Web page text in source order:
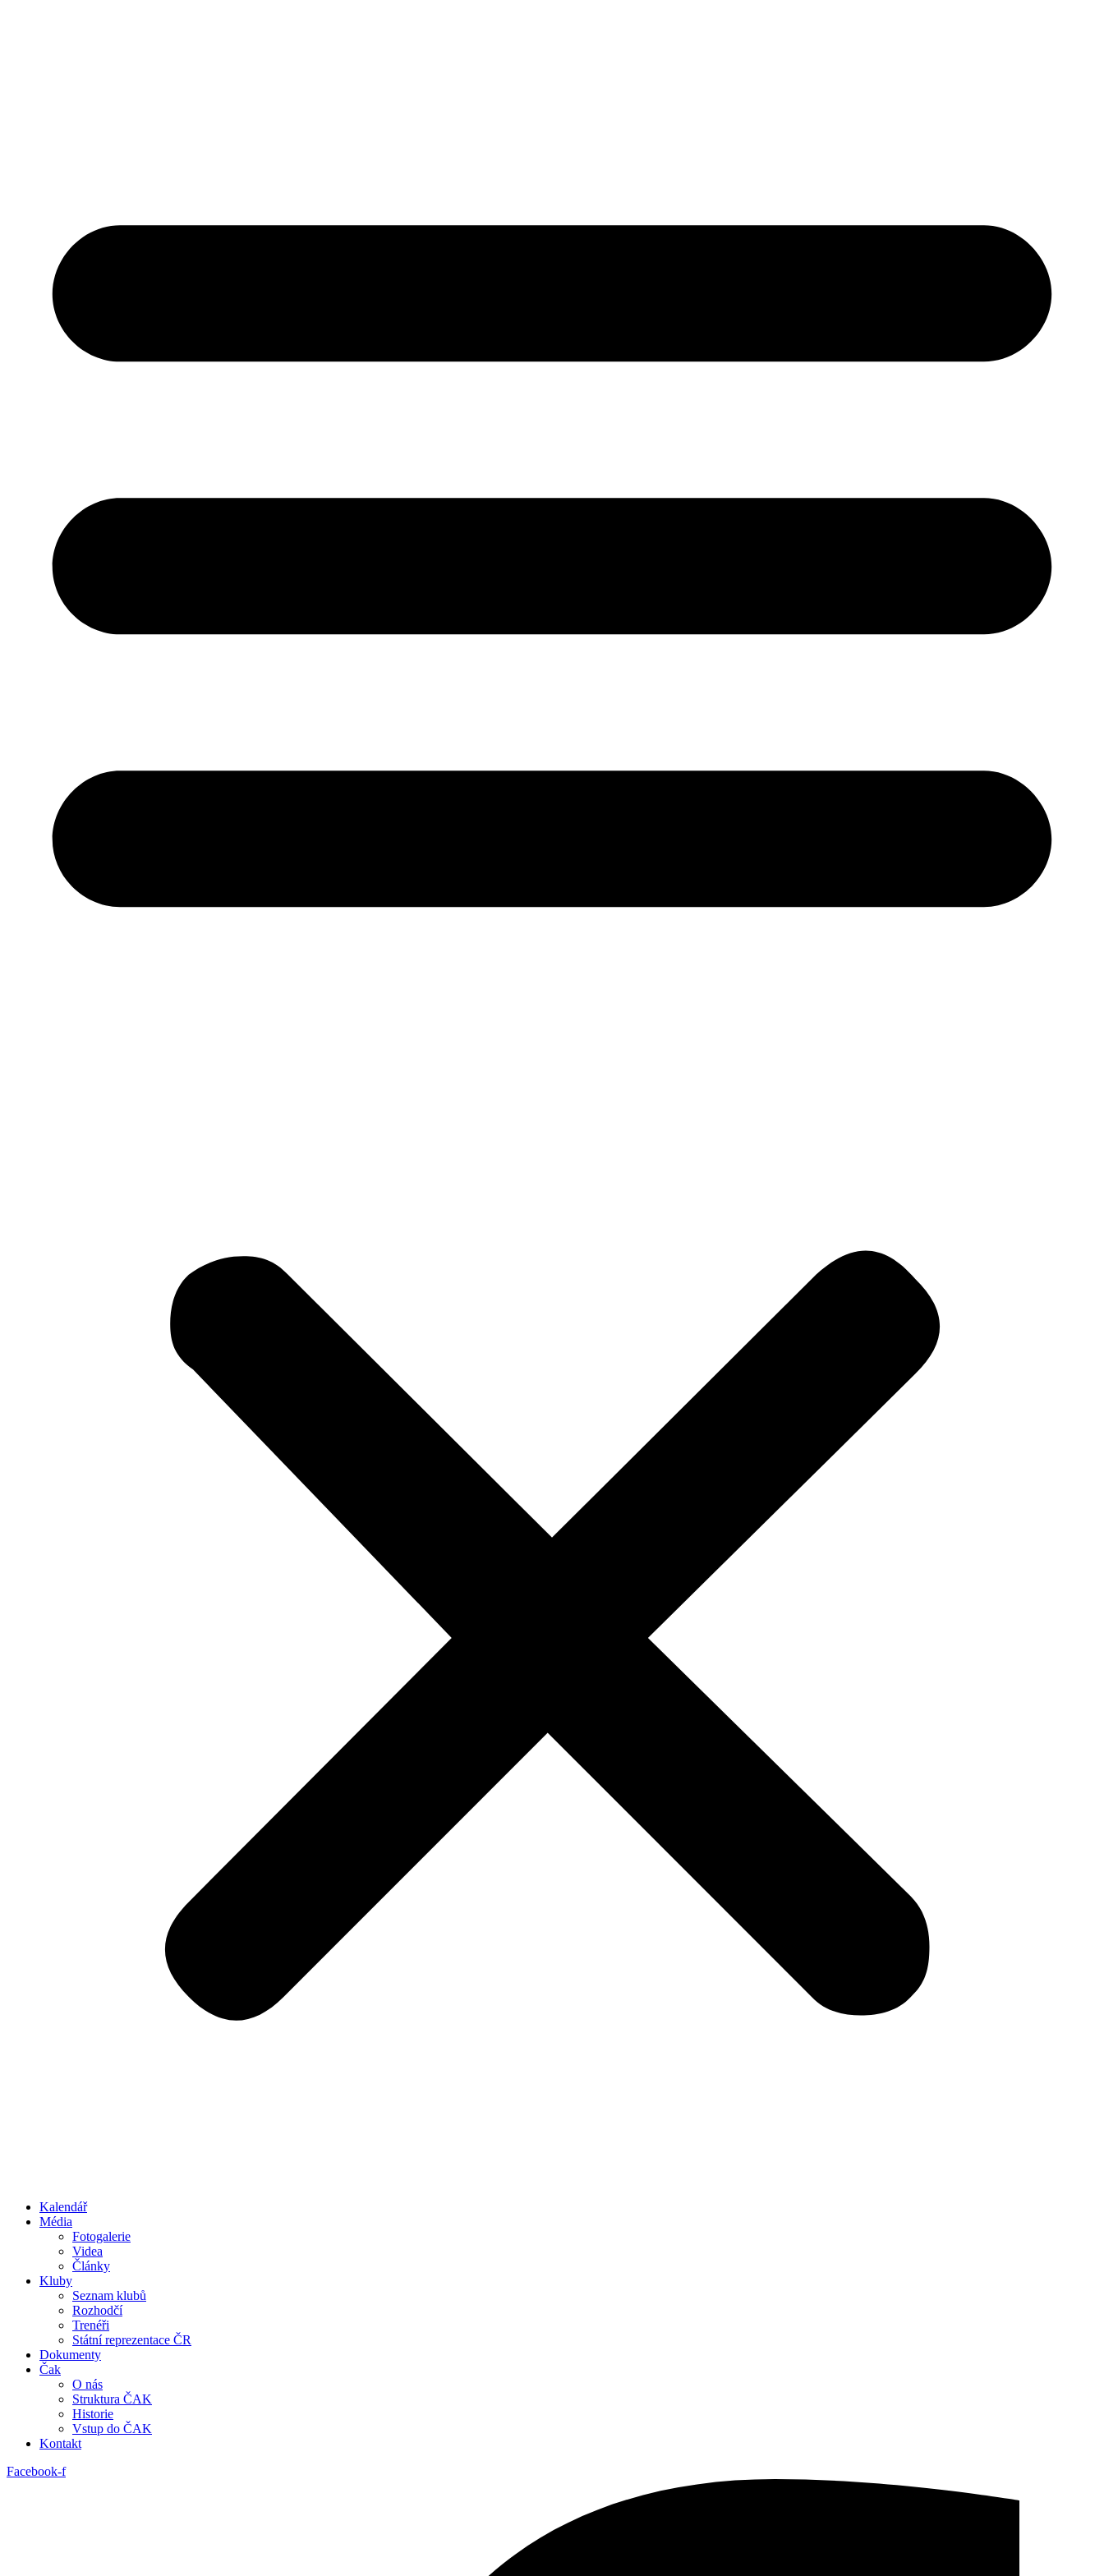
Kalendář
Média
Fotogalerie
Videa
Články
Kluby
Seznam klubů
Rozhodčí
Trenéři
Státní reprezentace ČR
Dokumenty
Čak
O nás
Struktura ČAK
Historie
Vstup do ČAK
Kontakt
Facebook-f